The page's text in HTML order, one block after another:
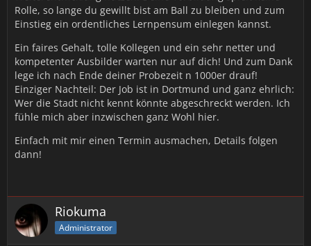
Rolle, so lange du gewillt bist am Ball zu bleiben und zum
Einstieg ein ordentliches Lernpensum einlegen kannst.
Ein faires Gehalt, tolle Kollegen und ein sehr netter und
kompetenter Ausbilder warten nur auf dich! Und zum Dank
lege ich nach Ende deiner Probezeit n 1000er drauf!
Einziger Nachteil: Der Job ist in Dortmund und ganz ehrlich:
Wer die Stadt nicht kennt könnte abgeschreckt werden. Ich
fühle mich aber inzwischen ganz Wohl hier.
Einfach mit mir einen Termin ausmachen, Details folgen
dann!
Riokuma
Administrator